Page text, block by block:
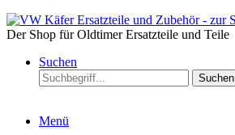
Der Shop für Oldtimer Ersatzteile und Teile
Suchen
Suchen
Menü